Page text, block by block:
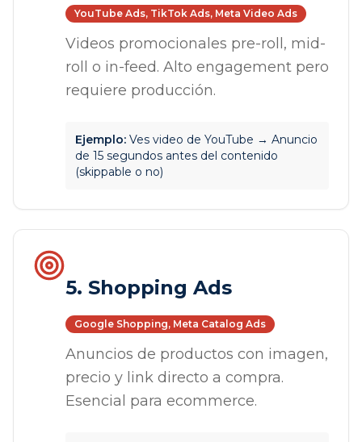
YouTube Ads, TikTok Ads, Meta Video Ads
Videos promocionales pre-roll, mid-
roll o in-feed. Alto engagement pero
requiere producción.
Ejemplo: Ves video de YouTube → Anuncio
de 15 segundos antes del contenido
(skippable o no)
5. Shopping Ads
Google Shopping, Meta Catalog Ads
Anuncios de productos con imagen,
precio y link directo a compra.
Esencial para ecommerce.